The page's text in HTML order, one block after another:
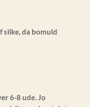
silke, da bomuld
6-8 ude. Jo